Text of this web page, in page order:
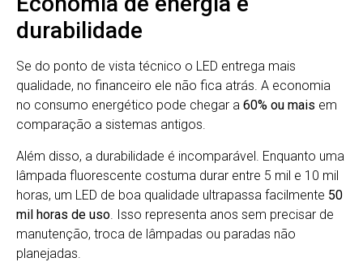
durabilidade
Se do ponto de vista técnico o LED entrega mais
qualidade, no financeiro ele não fica atrás. A economia
no consumo energético pode chegar a 60% ou mais em
comparação a sistemas antigos.
Além disso, a durabilidade é incomparável. Enquanto uma
lâmpada fluorescente costuma durar entre 5 mil e 10 mil
horas, um LED de boa qualidade ultrapassa facilmente 50
mil horas de uso . Isso representa anos sem precisar de
manutenção, troca de lâmpadas ou paradas não
planejadas.